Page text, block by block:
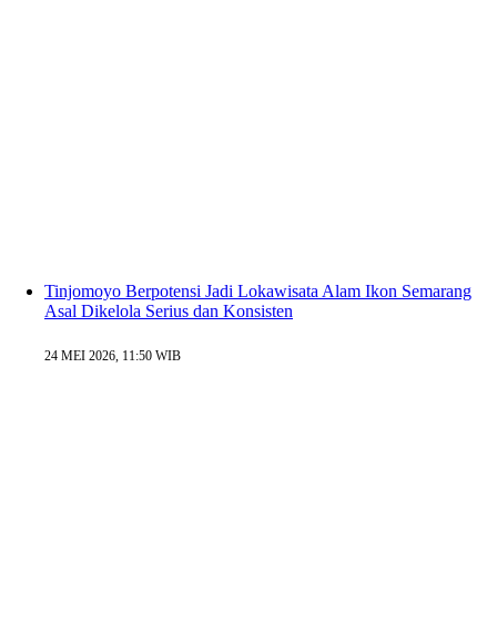
Tinjomoyo Berpotensi Jadi Lokawisata Alam Ikon Semarang
Asal Dikelola Serius dan Konsisten
24 MEI 2026, 11:50 WIB